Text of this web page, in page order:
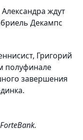
ждут
Декампс
Григорий
полуфинале
завершения